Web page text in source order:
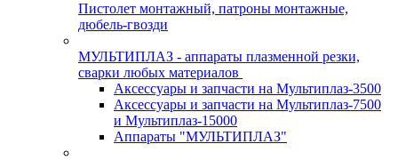
Пистолет монтажный, патроны монтажные,
дюбель-гвозди
МУЛЬТИПЛАЗ - аппараты плазменной резки,
сварки любых материалов
Аксессуары и запчасти на Мультиплаз-3500
Аксессуары и запчасти на Мультиплаз-7500
и Мультиплаз-15000
Аппараты "МУЛЬТИПЛАЗ"